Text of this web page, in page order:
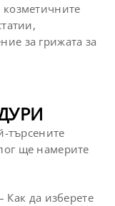
за грижата за
търсените
ще намерите
Как да изберете